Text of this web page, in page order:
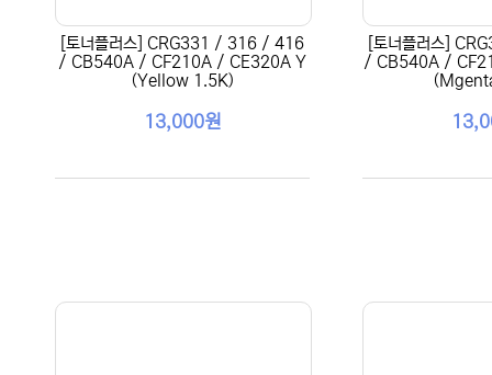
[토너플러스] CRG331 / 316 / 416
/ CB540A / CF210A / CE320A Y
(Yellow 1.5K)
13,000원
[토너플러스]
/ CB540A /